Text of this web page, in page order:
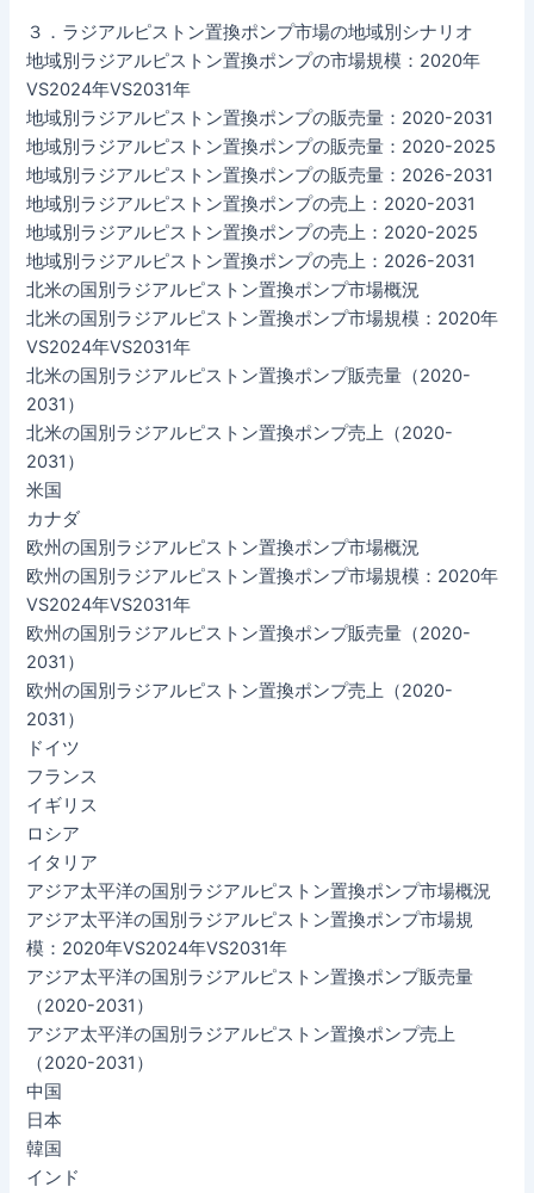
３．ラジアルピストン置換ポンプ市場の地域別シナリオ
地域別ラジアルピストン置換ポンプの市場規模：2020年
VS2024年VS2031年
地域別ラジアルピストン置換ポンプの販売量：2020-2031
地域別ラジアルピストン置換ポンプの販売量：2020-2025
地域別ラジアルピストン置換ポンプの販売量：2026-2031
地域別ラジアルピストン置換ポンプの売上：2020-2031
地域別ラジアルピストン置換ポンプの売上：2020-2025
地域別ラジアルピストン置換ポンプの売上：2026-2031
北米の国別ラジアルピストン置換ポンプ市場概況
北米の国別ラジアルピストン置換ポンプ市場規模：2020年
VS2024年VS2031年
北米の国別ラジアルピストン置換ポンプ販売量（2020-
2031）
北米の国別ラジアルピストン置換ポンプ売上（2020-
2031）
米国
カナダ
欧州の国別ラジアルピストン置換ポンプ市場概況
欧州の国別ラジアルピストン置換ポンプ市場規模：2020年
VS2024年VS2031年
欧州の国別ラジアルピストン置換ポンプ販売量（2020-
2031）
欧州の国別ラジアルピストン置換ポンプ売上（2020-
2031）
ドイツ
フランス
イギリス
ロシア
イタリア
アジア太平洋の国別ラジアルピストン置換ポンプ市場概況
アジア太平洋の国別ラジアルピストン置換ポンプ市場規
模：2020年VS2024年VS2031年
アジア太平洋の国別ラジアルピストン置換ポンプ販売量
（2020-2031）
アジア太平洋の国別ラジアルピストン置換ポンプ売上
（2020-2031）
中国
日本
韓国
インド